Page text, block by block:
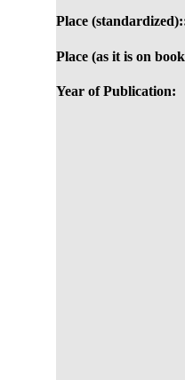
Place
Place (as it is on
Year of Publication: